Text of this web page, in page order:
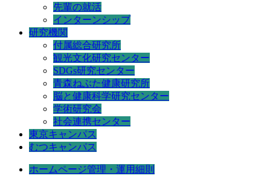
先輩の就活
インターンシップ
研究機関
付属総合研究所
観光文化研究センター
SDGs研究センター
青森ねぶた健康研究所
脳と健康科学研究センター
学術研究会
社会連携センター
東京キャンパス
むつキャンパス
ホームページ管理・運用細則